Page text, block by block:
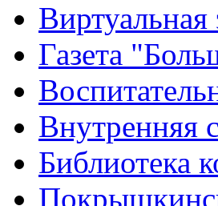
Газета
Внутренняя
Библиотека